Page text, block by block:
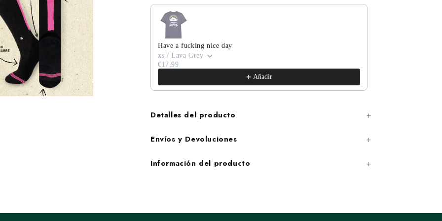
Have a fucking nice day
xs / Lava Grey
€17,99
Añadir
Detalles del producto
Envíos y Devoluciones
Información del producto